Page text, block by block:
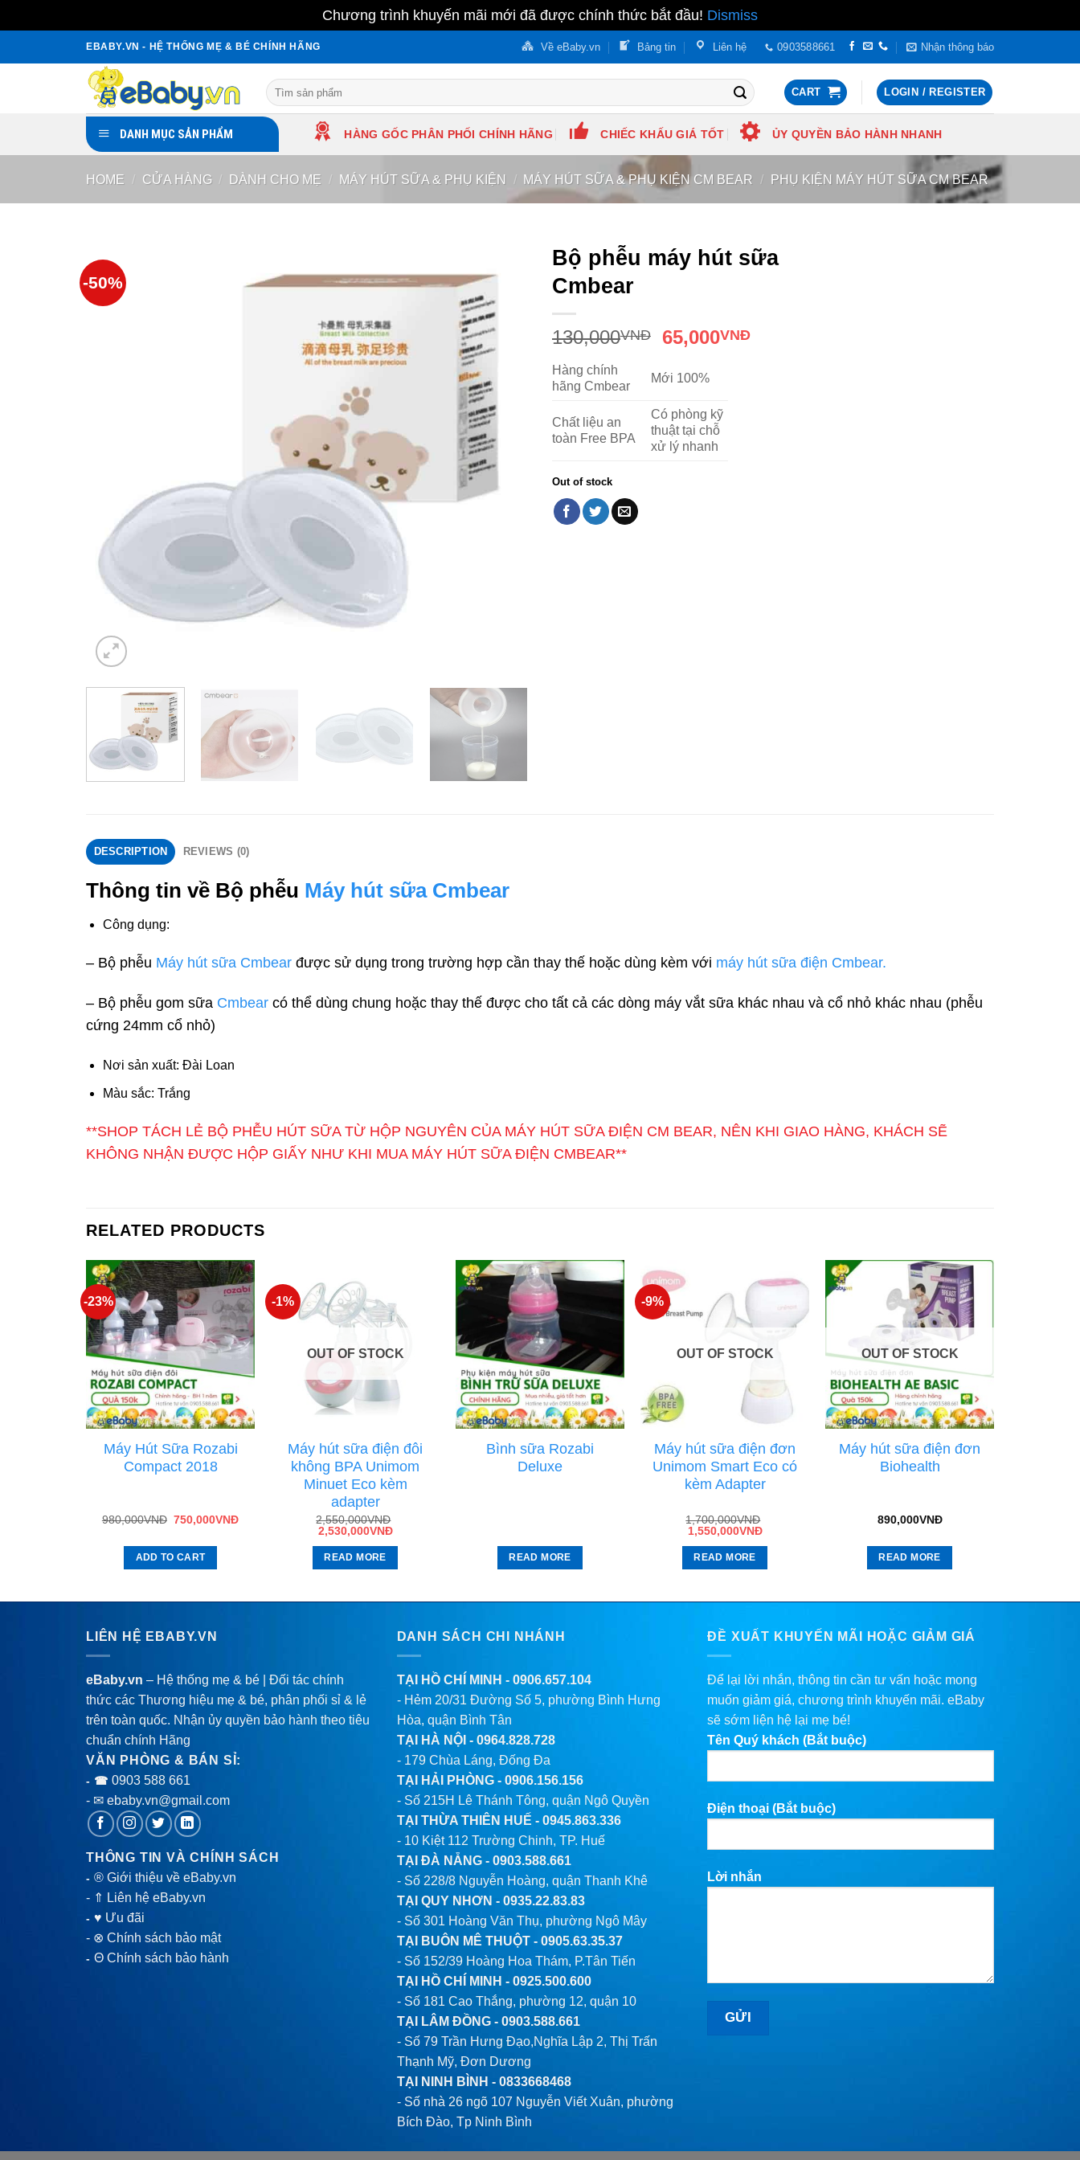
Chương trình khuyến mãi mới đã được chính thức bắt đầu! Dismiss
EBABY.VN - HỆ THỐNG MẸ & BÉ CHÍNH HÃNG Về eBaby.vn Bảng tin Liên hệ 0903588661 Nhận thông báo
Search
for:
CART LOGIN / REGISTER
DANH MỤC SẢN PHẨM HÀNG GỐC PHÂN PHỐI CHÍNH HÃNG CHIẾC KHẤU GIÁ TỐT ỦY QUYỀN BẢO HÀNH NHANH
HOME / CỬA HÀNG / DÀNH CHO MẸ / MÁY HÚT SỮA & PHỤ KIỆN / MÁY HÚT SỮA & PHỤ KIỆN CM BEAR / PHỤ KIỆN MÁY HÚT SỮA CM BEAR
-50%
Bộ phễu máy hút sữa
Cmbear
130,000VNĐ 65,000VNĐ
Hàng chính
hãng Cmbear
Mới 100%
Chất liệu an
toàn Free BPA
Có phòng kỹ
thuật tại chỗ
xử lý nhanh
Out of stock
DESCRIPTION REVIEWS (0)
Thông tin về Bộ phễu Máy hút sữa Cmbear
Công dụng:
– Bộ phễu Máy hút sữa Cmbear được sử dụng trong trường hợp cần thay thế hoặc dùng kèm với máy hút sữa điện Cmbear.
– Bộ phễu gom sữa Cmbear có thể dùng chung hoặc thay thế được cho tất cả các dòng máy vắt sữa khác nhau và cổ nhỏ khác nhau (phễu
cứng 24mm cổ nhỏ)
Nơi sản xuất: Đài Loan
Màu sắc: Trắng
**SHOP TÁCH LẺ BỘ PHỄU HÚT SỮA TỪ HỘP NGUYÊN CỦA MÁY HÚT SỮA ĐIỆN CM BEAR, NÊN KHI GIAO HÀNG, KHÁCH SẼ
KHÔNG NHẬN ĐƯỢC HỘP GIẤY NHƯ KHI MUA MÁY HÚT SỮA ĐIỆN CMBEAR**
RELATED PRODUCTS
-23%
Máy Hút Sữa Rozabi
Compact 2018
980,000VNĐ 750,000VNĐ
ADD TO CART
-1%
OUT OF STOCK
Máy hút sữa điện đôi
không BPA Unimom
Minuet Eco kèm
adapter
2,550,000VNĐ
2,530,000VNĐ
READ MORE
Bình sữa Rozabi
Deluxe
READ MORE
-9%
OUT OF STOCK
Máy hút sữa điện đơn
Unimom Smart Eco có
kèm Adapter
1,700,000VNĐ
1,550,000VNĐ
READ MORE
OUT OF STOCK
Máy hút sữa điện đơn
Biohealth
890,000VNĐ
READ MORE
LIÊN HỆ EBABY.VN
eBaby.vn – Hệ thống mẹ & bé | Đối tác chính
thức các Thương hiệu mẹ & bé, phân phối sỉ & lẻ
trên toàn quốc. Nhận ủy quyền bảo hành theo tiêu
chuẩn chính Hãng
VĂN PHÒNG & BÁN SỈ:
- ☎ 0903 588 661
- ✉ ebaby.vn@gmail.com
THÔNG TIN VÀ CHÍNH SÁCH
-® Giới thiệu về eBaby.vn
- ⇑ Liên hệ eBaby.vn
-♥ Ưu đãi
- ⊗ Chính sách bảo mật
-Θ Chính sách bảo hành
DANH SÁCH CHI NHÁNH
TẠI HỒ CHÍ MINH - 0906.657.104
- Hẻm 20/31 Đường Số 5, phường Bình Hưng
Hòa, quận Bình Tân
TẠI HÀ NỘI - 0964.828.728
- 179 Chùa Láng, Đống Đa
TẠI HẢI PHÒNG - 0906.156.156
- Số 215H Lê Thánh Tông, quận Ngô Quyền
TẠI THỪA THIÊN HUẾ - 0945.863.336
- 10 Kiệt 112 Trường Chinh, TP. Huế
TẠI ĐÀ NẴNG - 0903.588.661
- Số 228/8 Nguyễn Hoàng, quận Thanh Khê
TẠI QUY NHƠN - 0935.22.83.83
- Số 301 Hoàng Văn Thụ, phường Ngô Mây
TẠI BUÔN MÊ THUỘT - 0905.63.35.37
- Số 152/39 Hoàng Hoa Thám, P.Tân Tiến
TẠI HỒ CHÍ MINH - 0925.500.600
- Số 181 Cao Thắng, phường 12, quận 10
TẠI LÂM ĐỒNG - 0903.588.661
- Số 79 Trần Hưng Đạo,Nghĩa Lập 2, Thị Trấn
Thạnh Mỹ, Đơn Dương
TẠI NINH BÌNH - 0833668468
- Số nhà 26 ngõ 107 Nguyễn Viết Xuân, phường
Bích Đào, Tp Ninh Bình
ĐỀ XUẤT KHUYẾN MÃI HOẶC GIẢM GIÁ
Để lại lời nhắn, thông tin cần tư vấn hoặc mong
muốn giảm giá, chương trình khuyến mãi. eBaby
sẽ sớm liện hệ lại mẹ bé!
Tên Quý khách (Bắt buộc)
Điện thoại (Bắt buộc)
Lời nhắn